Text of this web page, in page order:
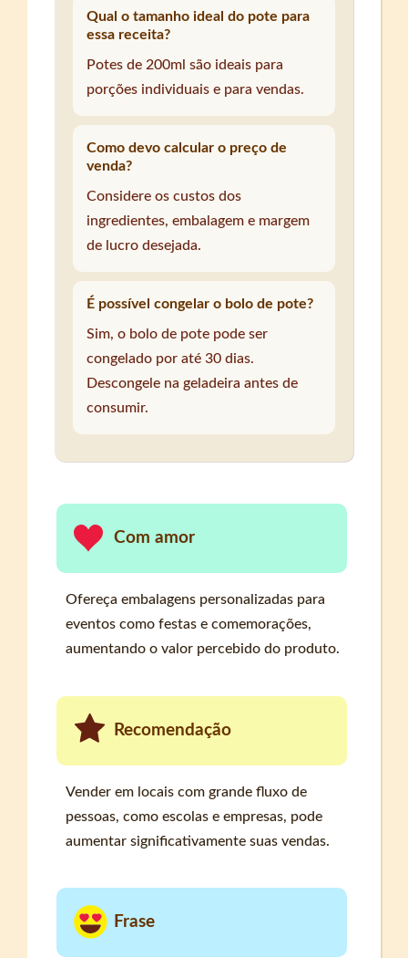
Qual o tamanho ideal do pote para
essa receita?
Potes de 200ml são ideais para
porções individuais e para vendas.
Como devo calcular o preço de
venda?
Considere os custos dos
ingredientes, embalagem e margem
de lucro desejada.
É possível congelar o bolo de pote?
Sim, o bolo de pote pode ser
congelado por até 30 dias.
Descongele na geladeira antes de
consumir.
Com amor
Ofereça embalagens personalizadas para
eventos como festas e comemorações,
aumentando o valor percebido do produto.
Recomendação
Vender em locais com grande fluxo de
pessoas, como escolas e empresas, pode
aumentar significativamente suas vendas.
Frase